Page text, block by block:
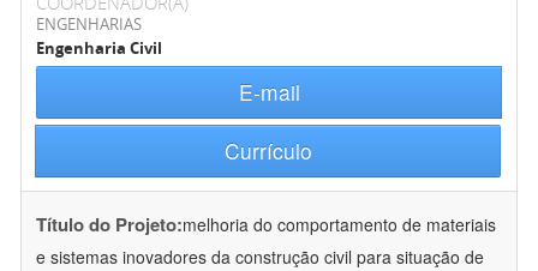
ENGENHARIAS
Engenharia Civil
E-mail
Currículo
Título do Projeto:melhoria do comportamento de materiais
e sistemas inovadores da construção civil para situação de